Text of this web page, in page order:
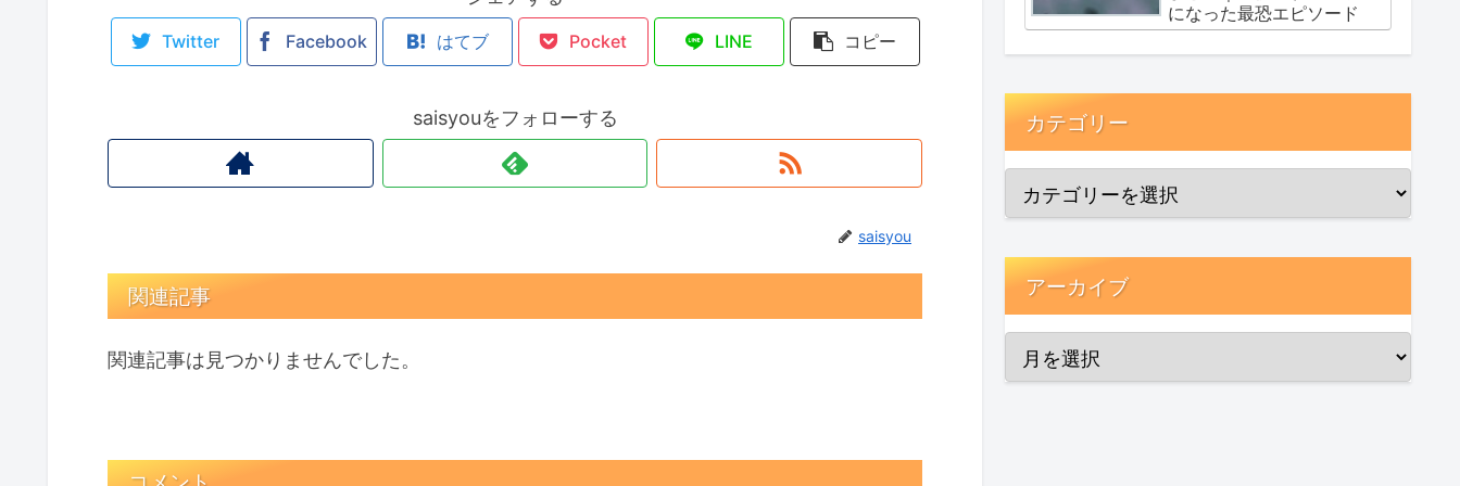
Twitter Facebook はてブ Pocket LINE コピー
saisyouをフォローする
saisyou
関連記事
関連記事は見つかりませんでした。
になった最恐エピソード
カテゴリー
アーカイブ